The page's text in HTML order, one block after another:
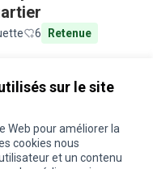
sur le site
Web pour améliorer la
cookies nous
et un contenu
6 Retenue